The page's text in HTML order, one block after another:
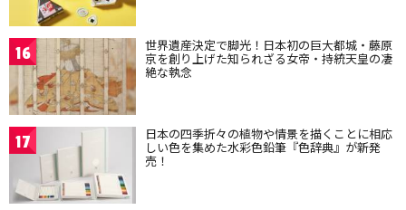
16 世界遺産決定で脚光！日本初の巨大都城・藤原
京を創り上げた知られざる女帝・持統天皇の凄
絶な執念
17 日本の四季折々の植物や情景を描くことに相応
しい色を集めた水彩色鉛筆『色辞典』が新発
売！